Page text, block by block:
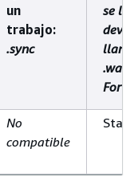
un
trabajo:
.sync
se le
.wait
No
compatible